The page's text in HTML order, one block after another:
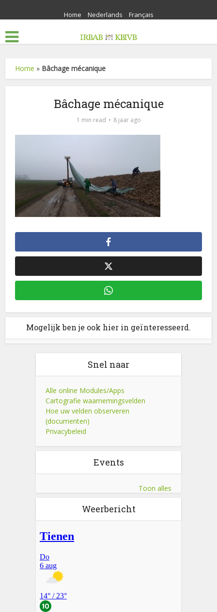
Home Nederlands Français
Home » Bâchage mécanique
Bâchage mécanique
1 min read 8 jaar ago
Mogelijk ben je ook hier in geïnteresseerd.
Snel naar
Alle online Modules/Apps
Cartografie waarnemingsvelden
Hoe uw velden observeren
(documenten)
Privacybeleid
Events
Toon alles
Weerbericht